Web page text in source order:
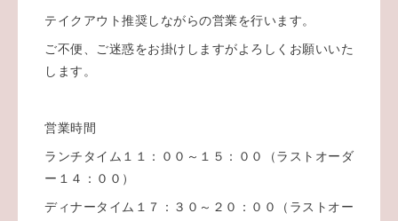
テイクアウト推奨しながらの営業を行います。
ご不便、ご迷惑をお掛けしますがよろしくお願いいた
します。
営業時間
ランチタイム１１：００～１５：００（ラストオーダ
ー１４：００）
ディナータイム１７：３０～２０：００（ラストオー